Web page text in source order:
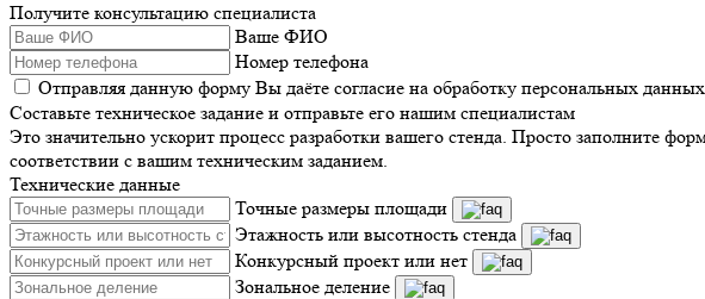
Получите консультацию специалиста
Ваше ФИО
Номер телефона
Отправляя данную форму Вы даёте согласие на обработку персональных
Составьте техническое задание и отправьте его нашим специалистам
Это значительно ускорит процесс разработки вашего стенда. Просто заполните
соответствии с вашим техническим заданием.
Технические данные
Точные размеры площади
Этажность или высотность стенда
Конкурсный проект или нет
Зональное деление